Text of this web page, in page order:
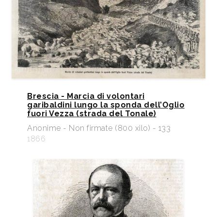
Brescia - Marcia di volontari
garibaldini lungo la sponda dell’Oglio
fuori Vezza (strada del Tonale)
Anonime - Non firmate (800 xilo) - 133
1866